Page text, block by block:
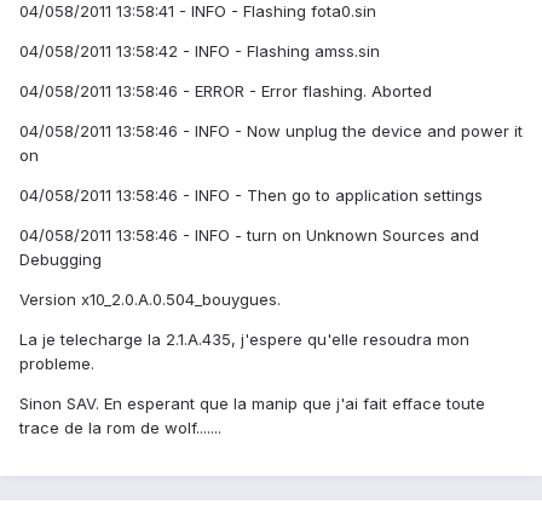
04/058/2011 13:58:41 - INFO - Flashing fota0.sin
04/058/2011 13:58:42 - INFO - Flashing amss.sin
04/058/2011 13:58:46 - ERROR - Error flashing. Aborted
04/058/2011 13:58:46 - INFO - Now unplug the device and power it
on
04/058/2011 13:58:46 - INFO - Then go to application settings
04/058/2011 13:58:46 - INFO - turn on Unknown Sources and
Debugging
Version x10_2.0.A.0.504_bouygues.
La je telecharge la 2.1.A.435, j'espere qu'elle resoudra mon
probleme.
Sinon SAV. En esperant que la manip que j'ai fait efface toute
trace de la rom de wolf.......